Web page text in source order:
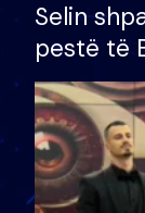
Selin
pestë të
çmimin e